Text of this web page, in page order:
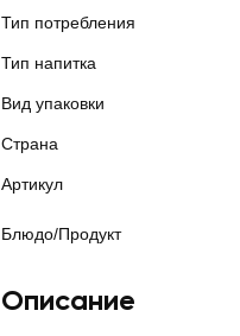
Тип потребления
Тип напитка
Вид упаковки
Страна
Артикул
Блюдо/Продукт
Описание